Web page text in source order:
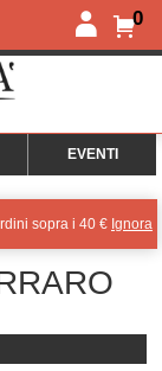
0
EVENTI
sopra i 40 € Ignora